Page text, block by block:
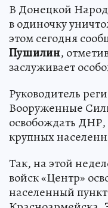
В Донецкой
в одиночку
этом сегодня
Пушилин,
заслуживает
Руководитель
Вооруженные
освобождать ДНР,
крупных
Так, на этой
войск «Центр»
населенный